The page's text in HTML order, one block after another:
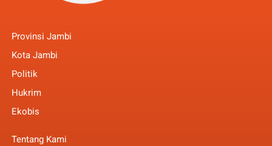
Provinsi Jambi
Kota Jambi
Politik
Hukrim
Ekobis
Tentang Kami